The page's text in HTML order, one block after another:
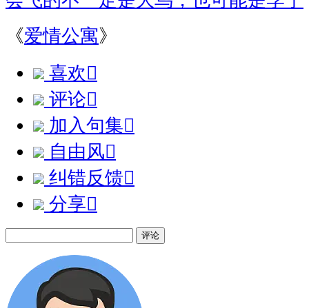
《爱情公寓》
喜欢
评论
加入句集
自由风
纠错反馈
分享
评论